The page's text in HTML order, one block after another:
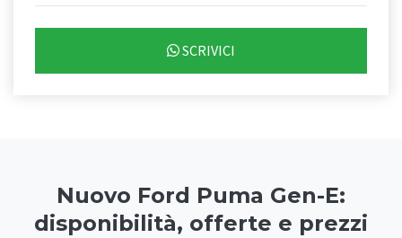
SCRIVICI
Nuovo Ford Puma Gen-E:
disponibilità, offerte e prezzi